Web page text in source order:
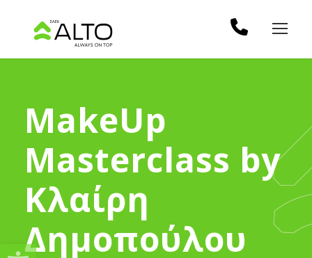
MakeUp
Masterclass by
Κλαίρη
Δημοπούλου
Ανοίξτε τη γραμμή